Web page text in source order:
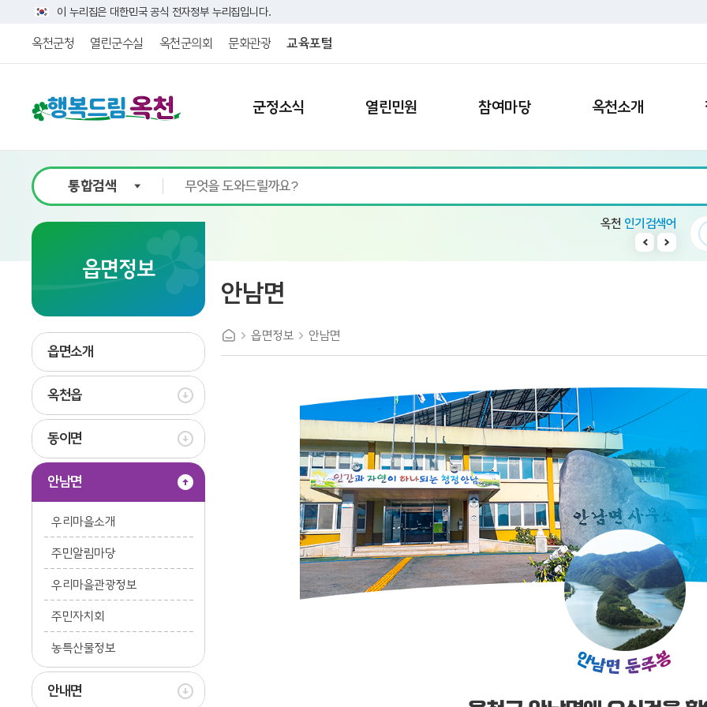
이 누리집은 대한민국 공식 전자정부 누리집입니다.
옥천군청 열린군수실 옥천군의회 문화관광 교육포털
군정소식 열린민원 참여마당 옥천소개
옥천 인기검색어
2 전기차
읍면정보
읍면소개
옥천읍
동이면
안남면
우리마을소개
주민알림마당
우리마을관광정보
주민자치회
농특산물정보
안내면
안남면
읍면정보 안남면